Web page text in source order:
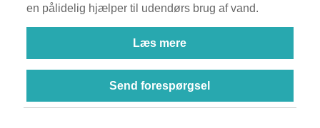
en pålidelig hjælper til udendørs brug af vand.
Læs mere
Send forespørgsel